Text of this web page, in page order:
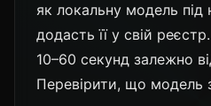
як локальну модель під
додасть її у свій
10–60 секунд залежно
Перевірити, що модель